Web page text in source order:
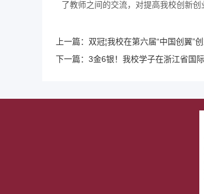
了教师之间的交流，对提高我校创新
上一篇： 双冠¦我校在第六届“中国创翼”
下一篇： 3金6银！我校学子在浙江省国